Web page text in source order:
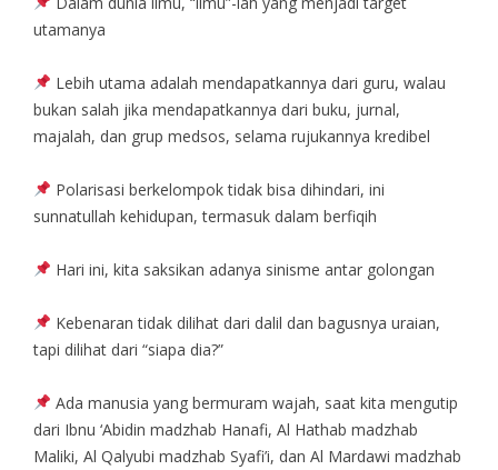
utamanya
Lebih utama adalah mendapatkannya dari guru, walau
bukan salah jika mendapatkannya dari buku, jurnal,
majalah, dan grup medsos, selama rujukannya kredibel
Polarisasi berkelompok tidak bisa dihindari, ini
sunnatullah kehidupan, termasuk dalam berfiqih
Hari ini, kita saksikan adanya sinisme antar golongan
Kebenaran tidak dilihat dari dalil dan bagusnya uraian,
tapi dilihat dari “siapa dia?”
Ada manusia yang bermuram wajah, saat kita mengutip
dari Ibnu ‘Abidin madzhab Hanafi, Al Hathab madzhab
Maliki, Al Qalyubi madzhab Syafi’i, dan Al Mardawi madzhab